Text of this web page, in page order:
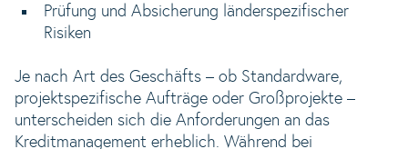
Prüfung und Absicherung länderspezifischer
Risiken
Je nach Art des Geschäfts – ob Standardware,
projektspezifische Aufträge oder Großprojekte –
unterscheiden sich die Anforderungen an das
Kreditmanagement erheblich. Während bei